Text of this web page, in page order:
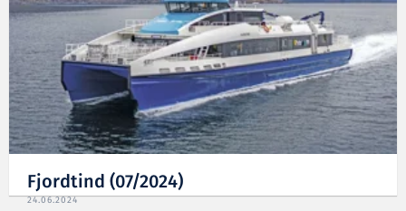
Fjordtind (07/2024)
24.06.2024